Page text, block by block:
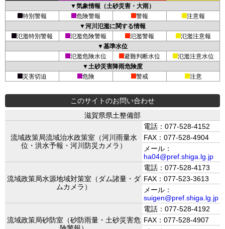
▼気象情報（土砂災害・大雨）
特別警報
危険警報 警報
注意報
▼河川氾濫に関する情報
氾濫特別警報
氾濫危険警報 氾濫警報
氾濫注意報
▼基準水位
氾濫危険水位
避難判断水位
氾濫注意水位
▼土砂災害降雨危険度
災害切迫
危険 警戒 注意
このサイトのお問い合わせ
滋賀県県土整備部
流域政策局流域治水政策室（河川雨量水
位・洪水予報・河川防災カメラ）
電話：077-528-4152
FAX：077-528-4904
メール：
ha04@pref.shiga.lg.jp
流域政策局水源地域対策室（ダム諸量・ダ
ムカメラ）
電話：077-528-4173
FAX：077-523-3613
メール：
suigen@pref.shiga.lg.jp
流域政策局砂防室（砂防雨量・土砂災害危
電話：077-528-4192
FAX：077-528-4907